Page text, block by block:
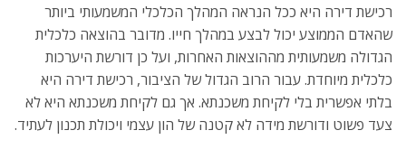
רכישת דירה היא ככל הנראה המהלך הכלכלי המשמעותי ביותר
שהאדם הממוצע יכול לבצע במהלך חייו. מדובר בהוצאה כלכלית
הגדולה משמעותית מההוצאות האחרות, ועל כן דורשת היערכות
כלכלית מיוחדת. עבור הרוב הגדול של הציבור, רכישת דירה היא
בלתי אפשרית בלי לקיחת משכנתא. אך גם לקיחת משכנתא היא לא
צעד פשוט ודורשת מידה לא קטנה של הון עצמי ויכולת תכנון לעתיד.